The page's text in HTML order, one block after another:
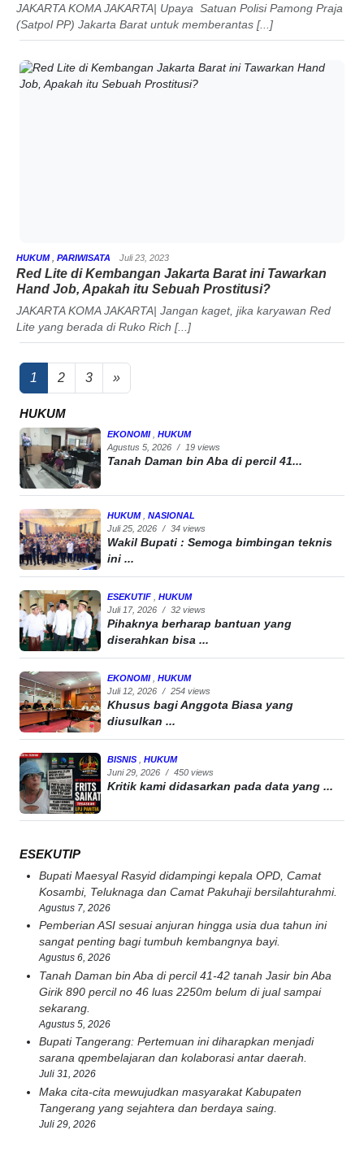
JAKARTA KOMA JAKARTA| Upaya Satuan Polisi Pamong Praja
(Satpol PP) Jakarta Barat untuk memberantas [...]
HUKUM PARIWISATA Juli 23, 2023
Red Lite di Kembangan Jakarta Barat ini Tawarkan
Hand Job, Apakah itu Sebuah Prostitusi?
JAKARTA KOMA JAKARTA| Jangan kaget, jika karyawan Red
Lite yang berada di Ruko Rich [...]
Posts
navigation
1 2 3 »
HUKUM
EKONOMI
HUKUM
Agustus 5, 2026 / 19 views
Tanah Daman bin Aba di percil 41...
HUKUM
NASIONAL
Juli 25, 2026 / 34 views
Wakil Bupati : Semoga bimbingan teknis
ini ...
ESEKUTIF
HUKUM
Juli 17, 2026 / 32 views
Pihaknya berharap bantuan yang
diserahkan bisa ...
EKONOMI
HUKUM
Juli 12, 2026 / 254 views
Khusus bagi Anggota Biasa yang
diusulkan ...
BISNIS
HUKUM
Juni 29, 2026 / 450 views
Kritik kami didasarkan pada data yang ...
ESEKUTIP
Bupati Maesyal Rasyid didampingi kepala OPD, Camat
Kosambi, Teluknaga dan Camat Pakuhaji bersilahturahmi.
Agustus 7, 2026
Pemberian ASI sesuai anjuran hingga usia dua tahun ini
sangat penting bagi tumbuh kembangnya bayi.
Agustus 6, 2026
Tanah Daman bin Aba di percil 41-42 tanah Jasir bin Aba
Girik 890 percil no 46 luas 2250m belum di jual sampai
sekarang.
Agustus 5, 2026
Bupati Tangerang: Pertemuan ini diharapkan menjadi
sarana qpembelajaran dan kolaborasi antar daerah.
Juli 31, 2026
Maka cita-cita mewujudkan masyarakat Kabupaten
Tangerang yang sejahtera dan berdaya saing.
Juli 29, 2026